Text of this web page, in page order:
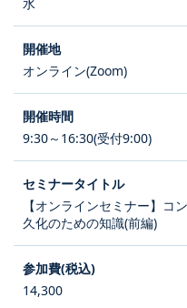
オンライン(Zoom)
9:30～16:30(受付9:00)
【オンラインセミナー】コ
久化のための知識(前編)
14,300